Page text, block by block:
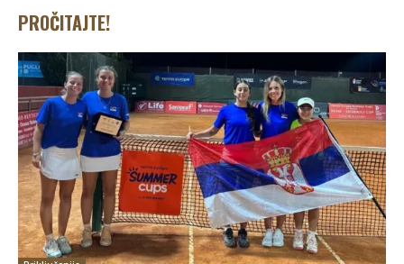
PROČITAJTE!